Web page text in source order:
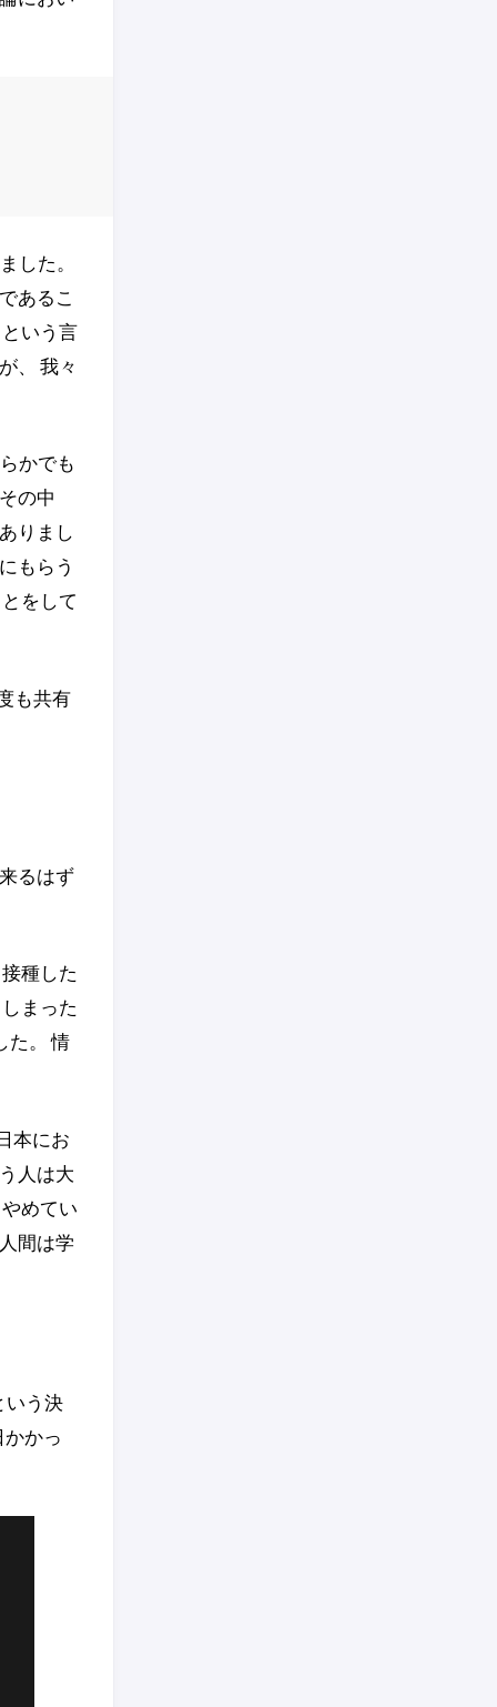
した。
あるこ
いう言
、 我々
かでも
の中
りまし
もらう
をして
も共有
るはず
種した
まった
た。 情
本にお
人は大
めてい
間は学
いう決
かっ